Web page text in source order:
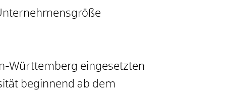
Württemberg eingesetzten
beginnend ab dem